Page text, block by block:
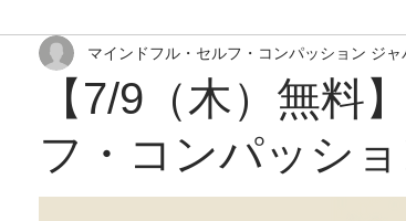
MSCコース無料説明会 マインド
のためのMSC オンライン開催 オ
【7/9（木）無料
フ・コンパッシ
マインドフル・セルフ・コンパッション ジャ